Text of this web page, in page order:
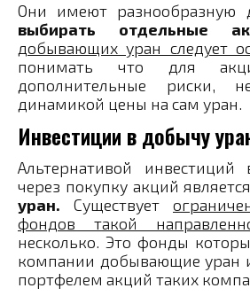
Они имеют разнообразную
выбирать отдельные
добывающих уран следует
понимать что для
дополнительные риски,
динамикой цены на сам уран.
Инвестиции в добычу
Альтернативой
через покупку акций является
уран. Существует
фондов такой
несколько. Это фонды
компании добывающие уран
портфелем акций таких